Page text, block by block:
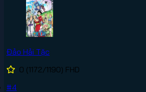
Đảo Hải Tặc
0 (1172/1190) FHD
#4